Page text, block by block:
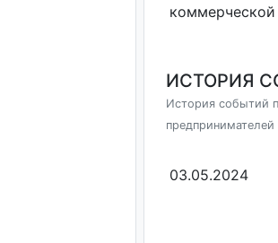
коммерческой
ИСТОРИЯ
История событий
предпринимателей
03.05.2024